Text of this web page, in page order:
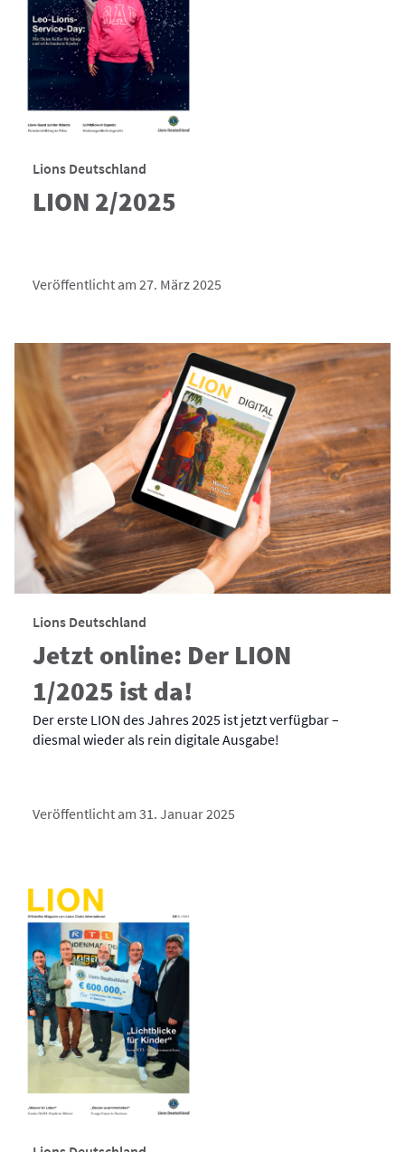
Lions Deutschland
LION 2/2025
Veröffentlicht am 27. März 2025
Lions Deutschland
Jetzt online: Der LION
1/2025 ist da!
Der erste LION des Jahres 2025 ist jetzt verfügbar –
diesmal wieder als rein digitale Ausgabe!
Veröffentlicht am 31. Januar 2025